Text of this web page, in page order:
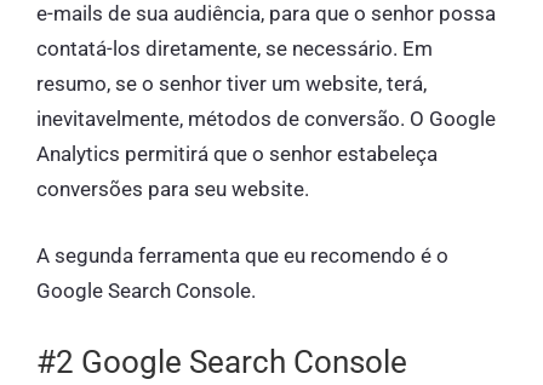
e-mails de sua audiência, para que o senhor possa
contatá-los diretamente, se necessário. Em
resumo, se o senhor tiver um website, terá,
inevitavelmente, métodos de conversão. O Google
Analytics permitirá que o senhor estabeleça
conversões para seu website.
A segunda ferramenta que eu recomendo é o
Google Search Console.
#2 Google Search Console